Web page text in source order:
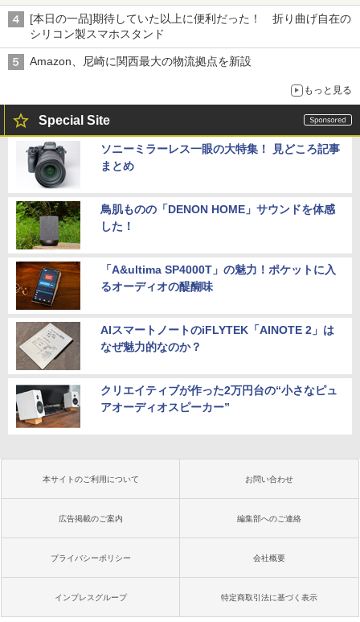
[本日の一品]期待していた以上に便利だった！ 折り曲げ自在の
シリコン製スマホスタンド
Amazon、尼崎に関西最大の物流拠点を新設
もっと見る
Special Site
ソニーミラーレス一眼の大特集！ 見どころ記事
まとめ
鳥肌ものの「DENON HOME」サウンドを体感
した！
「A&ultima SP4000T」の魅力！ポケットに入
るオーディオの醍醐味
AIスマートノートのiFLYTEK「AINOTE 2」は
なぜ魅力的なのか？
クリエイティブが作った2万円台の“小さなピュ
アオーディオスピーカー”
本サイトのご利用について お問い合わせ
広告掲載のご案内 編集部へのご連絡
プライバシーポリシー 会社概要
インプレスグループ 特定商取引法に基づく表示